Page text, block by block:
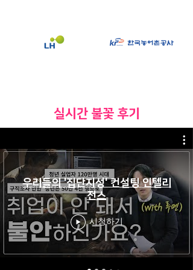
​실시간 불꽃 후기
우리들의 '집단지성' 컨설팅 인텔리
전스
시청하기